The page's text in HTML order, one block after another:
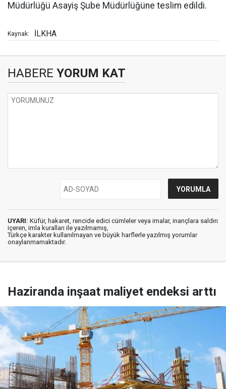
Müdürlüğü Asayiş Şube Müdürlüğüne teslim edildi.
Kaynak: İLKHA
HABERE YORUM KAT
UYARI: Küfür, hakaret, rencide edici cümleler veya imalar, inançlara saldırı
içeren, imla kuralları ile yazılmamış,
Türkçe karakter kullanılmayan ve büyük harflerle yazılmış yorumlar
onaylanmamaktadır.
Haziranda inşaat maliyet endeksi arttı